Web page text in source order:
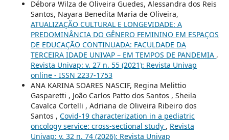
Débora Wilza de Oliveira Guedes, Alessandra dos Reis
Santos, Nayara Benedita Maria de Oliveira,
ATUALIZAÇÃO CULTURAL E LONGEVIDADE: A
PREDOMINÂNCIA DO GÊNERO FEMININO EM ESPAÇOS
DE EDUCAÇÃO CONTINUADA: FACULDADE DA
TERCEIRA IDADE UNIVAP – EM TEMPOS DE PANDEMIA ,
Revista Univap: v. 27 n. 55 (2021): Revista Univap
online - ISSN 2237-1753
ANA KARINA SOARES NASCIF, Regina Melittio
Gasparetti , João Carlos Patto dos Santos , Sheila
Cavalca Cortelli , Adriana de Oliveira Ribeiro dos
Santos , Covid-19 characterization in a pediatric
oncology service: cross-sectional study , Revista
Univap: v. 32 n. 74 (2026): Revista Univap